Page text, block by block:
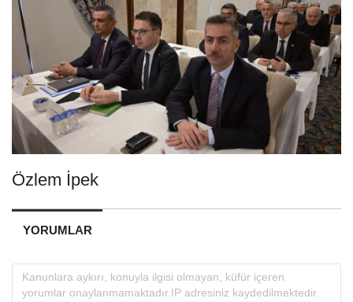
Özlem İpek
YORUMLAR